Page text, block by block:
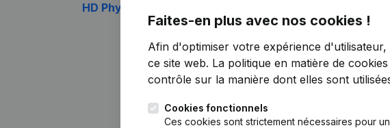
HD Physio
Faites-en plus avec nos cookies !
Afin d'optimiser votre expérience
ce site web. La politique en matière de cookies
contrôle sur la manière dont elles sont
Cookies fonctionnels
Ces cookies sont strictement nécessaires pour